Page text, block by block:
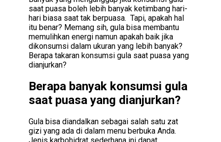
saat puasa boleh lebih banyak ketimbang hari-
hari biasa saat tak berpuasa. Tapi, apakah hal
itu benar? Memang sih, gula bisa membantu
memulihkan energi namun apakah baik jika
dikonsumsi dalam ukuran yang lebih banyak?
Berapa takaran konsumsi gula saat puasa yang
dianjurkan?
Berapa banyak konsumsi gula
saat puasa yang dianjurkan?
Gula bisa diandalkan sebagai salah satu zat
gizi yang ada di dalam menu berbuka Anda.